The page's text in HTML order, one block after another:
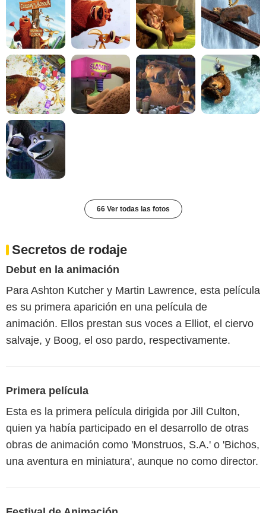
66 Ver todas las fotos
Secretos de rodaje
Debut en la animación
Para Ashton Kutcher y Martin Lawrence, esta película
es su primera aparición en una película de
animación. Ellos prestan sus voces a Elliot, el ciervo
salvaje, y Boog, el oso pardo, respectivamente.
Primera película
Esta es la primera película dirigida por Jill Culton,
quien ya había participado en el desarrollo de otras
obras de animación como 'Monstruos, S.A.' o 'Bichos,
una aventura en miniatura', aunque no como director.